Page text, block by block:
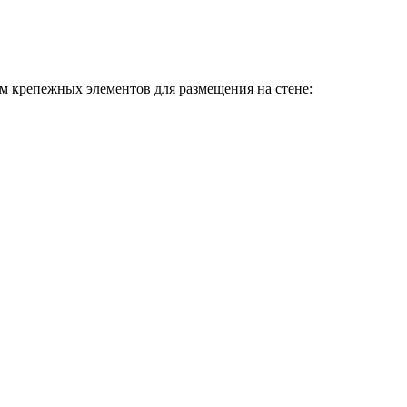
элементов для размещения на стене: